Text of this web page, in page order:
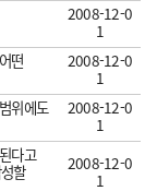
2008-12-0
1
떤
2008-12-0
1
위에도
2008-12-0
1
다고
할
2008-12-0
1